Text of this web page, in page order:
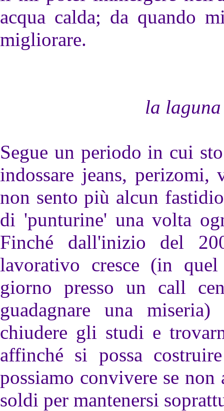
acqua calda; da quando
migliorare.
la
Segue un periodo in cui
indossare jeans,
non sento più alcun
di 'punturine' una volta
Finché dall'inizio del
lavorativo cresce (in
giorno presso un call
guadagnare una
chiudere gli studi e
affinché si possa
possiamo convivere se
soldi per mantenersi